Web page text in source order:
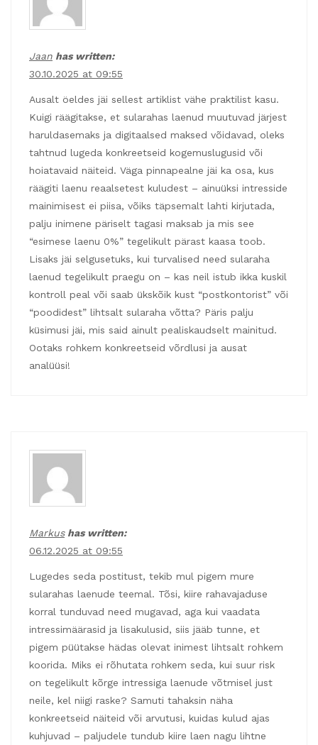
Jaan has written:
30.10.2025 at 09:55
Ausalt öeldes jäi sellest artiklist vähe praktilist kasu.
Kuigi räägitakse, et sularahas laenud muutuvad järjest
haruldasemaks ja digitaalsed maksed võidavad, oleks
tahtnud lugeda konkreetseid kogemuslugusid või
hoiatavaid näiteid. Väga pinnapealne jäi ka osa, kus
räägiti laenu reaalsetest kuludest – ainuüksi intresside
mainimisest ei piisa, võiks täpsemalt lahti kirjutada,
palju inimene päriselt tagasi maksab ja mis see
“esimese laenu 0%” tegelikult pärast kaasa toob.
Lisaks jäi selgusetuks, kui turvalised need sularaha
laenud tegelikult praegu on – kas neil istub ikka kuskil
kontroll peal või saab ükskõik kust “postkontorist” või
“poodidest” lihtsalt sularaha võtta? Päris palju
küsimusi jäi, mis said ainult pealiskaudselt mainitud.
Ootaks rohkem konkreetseid võrdlusi ja ausat
analüüsi!
Markushas written:
06.12.2025 at 09:55
Lugedes seda postitust, tekib mul pigem mure
sularahas laenude teemal. Tõsi, kiire rahavajaduse
korral tunduvad need mugavad, aga kui vaadata
intressimäärasid ja lisakulusid, siis jääb tunne, et
pigem püütakse hädas olevat inimest lihtsalt rohkem
koorida. Miks ei rõhutata rohkem seda, kui suur risk
on tegelikult kõrge intressiga laenude võtmisel just
neile, kel niigi raske? Samuti tahaksin näha
konkreetseid näiteid või arvutusi, kuidas kulud ajas
kuhjuvad – paljudele tundub kiire laen nagu lihtne